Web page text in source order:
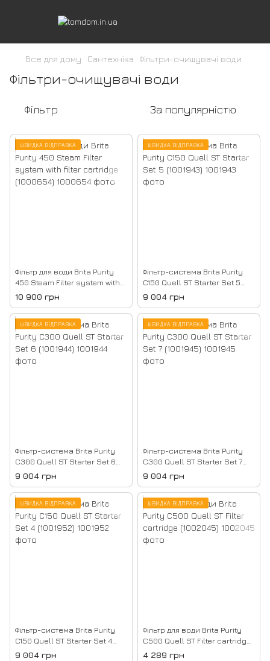
Все для дому Сантехніка Фільтри-очищувачі води
Фільтри-очищувачі води
Фільтр За популярністю
ШВИДКА ВІДПРАВКА
Фільтр для води Brita Purity
450 Steam Filter system with
filter cartridge (1000654)
10 900 грн
ШВИДКА ВІДПРАВКА
Фільтр-система Brita Purity
C150 Quell ST Starter Set 5
(1001943)
9 004 грн
ШВИДКА ВІДПРАВКА
Фільтр-система Brita Purity
C300 Quell ST Starter Set 6
(1001944)
9 004 грн
ШВИДКА ВІДПРАВКА
Фільтр-система Brita Purity
C300 Quell ST Starter Set 7
(1001945)
9 004 грн
ШВИДКА ВІДПРАВКА
Фільтр-система Brita Purity
C150 Quell ST Starter Set 4
(1001952)
9 004 грн
ШВИДКА ВІДПРАВКА
Фільтр для води Brita Purity
C500 Quell ST Filter cartridge
(1002045)
4 289 грн